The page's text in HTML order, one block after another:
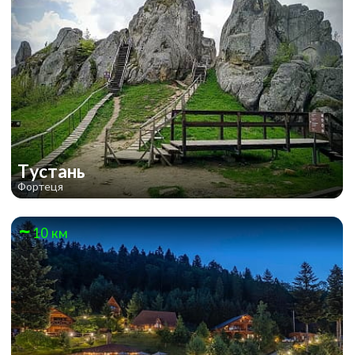
Тустань
Фортеця
10 км